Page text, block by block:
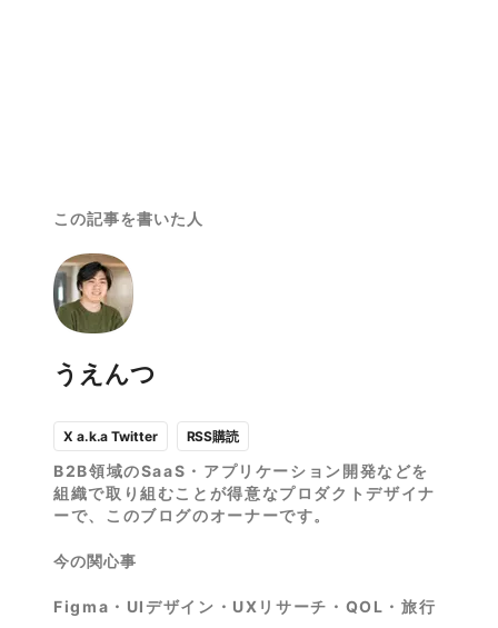
この記事を書いた人
うえんつ
X a.k.a Twitter RSS購読
B2B領域のSaaS・アプリケーション開発などを
組織で取り組むことが得意なプロダクトデザイナ
ーで、このブログのオーナーです。
今の関心事
Figma・UIデザイン・UXリサーチ・QOL・旅行